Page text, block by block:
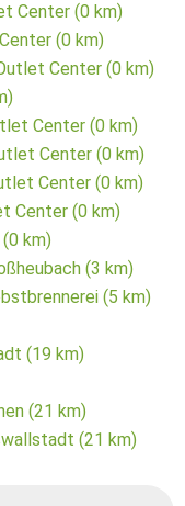
Center (0 km)
(0 km)
Center (0 km)
Center (0 km)
Center (0 km)
Center (0 km)
Center (0 km)
km)
(3 km)
(5 km)
(19 km)
(21 km)
(21 km)